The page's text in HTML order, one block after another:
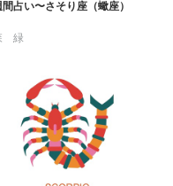
間占い〜さそり座（蠍座）
緑